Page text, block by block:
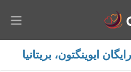
ایوینگتون، بریتانیا